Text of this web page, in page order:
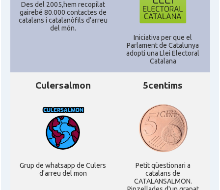
Casal
Casal dels Països Catalans a
Califòrnia
Catalan Institute of America
Casal Fundació Paulí Bellet
Casal
North American Catalan Society
(NACS)
Acció ACCIÓ a Austin
Acció Acció a New York
Des del 2005,hem recopilat
gairebé 80.000 contactes de
catalans i catalanòfils d'arreu
del món.
Iniciativa per que el
Parlament de Catalunya
adopti una Llei Electoral
Catalana
Culersalmon
Grup de whatsapp de Culers
d'arreu del mon
5centims
Petit qüestionari a
catalans de
CATALANSALMON.